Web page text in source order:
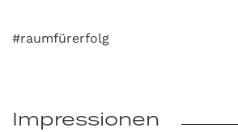
#raumfürerfolg
Impressionen